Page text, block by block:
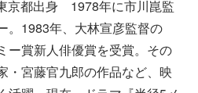
京都出身 1978年に市川崑監
。1983年、大林宣彦監督の
ー賞新人俳優賞を受賞。その
・宮藤官九郎の作品など、映